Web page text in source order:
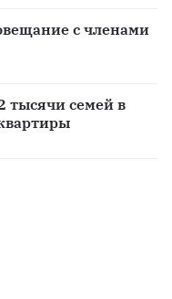
с членами
тысячи семей в